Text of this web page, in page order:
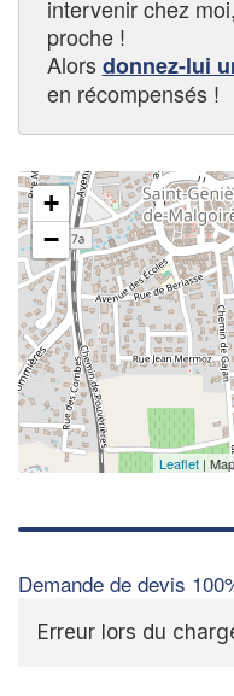
intervenir chez
proche !
Alorsdonnez-lui
en récompensés !
+
−
Leaflet |
Demande de devis
Erreur lors du